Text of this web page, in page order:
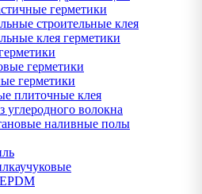
герметики
строительные клея
клея герметики
герметики
герметики
плиточные клея
углеродного волокна
наливные полы